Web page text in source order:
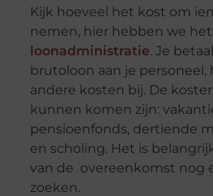
Kijk hoeveel het kost om
nemen, hier hebben we
loonadministratie. Je
brutoloon aan je
andere kosten bij. De
kunnen komen zijn:
pensioenfonds, dertiende
en scholing. Het is
van de overeenkomst nog
zoeken.